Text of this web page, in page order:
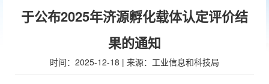
于公布2025年济源孵化载体认定评价结
果的通知
时间：2025-12-18 | 来源：工业信息和科技局